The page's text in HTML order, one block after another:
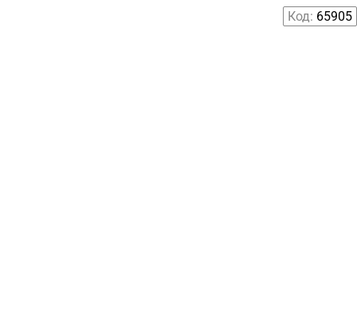
Код: 65905